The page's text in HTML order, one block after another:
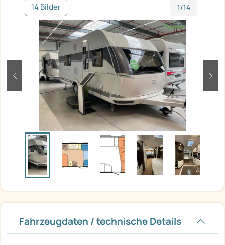
14 Bilder 1/14
zurück
Fahrzeugdaten / technische Details